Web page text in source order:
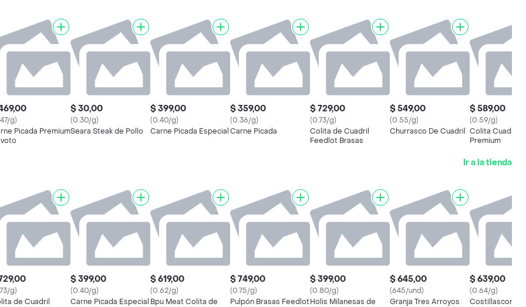
g)
Picada Premium
$ 30,00
(0.30/g)
Seara Steak de Pollo
$ 399,00
(0.40/g)
Carne Picada Especial
$ 359,00
(0.36/g)
Carne Picada
$ 729,00
(0.73/g)
Colita de Cuadril
Feedlot Brasas
$ 549,00
(0.55/g)
Churrasco De Cuadril
$ 589,00
(0.59/g)
Colita Cuadril
Premium
Ir a la tienda
g)
de Cuadril
$ 399,00
(0.40/g)
Carne Picada Especial
$ 619,00
(0.62/g)
Bpu Meat Colita de
$ 749,00
(0.75/g)
Pulpón Brasas Feedlot
$ 399,00
(0.80/g)
Holis Milanesas de
$ 645,00
(645/und)
Granja Tres Arroyos
$ 639,00
(0.64/g)
Costillascon